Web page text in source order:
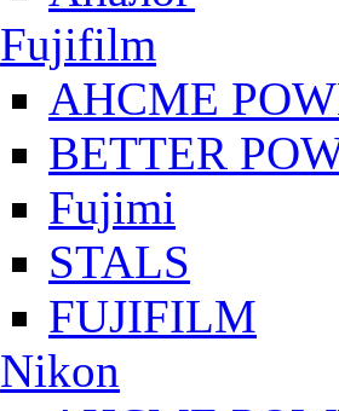
Fujifilm
AHCME
BETTER
Fujimi
STALS
FUJIFILM
Nikon